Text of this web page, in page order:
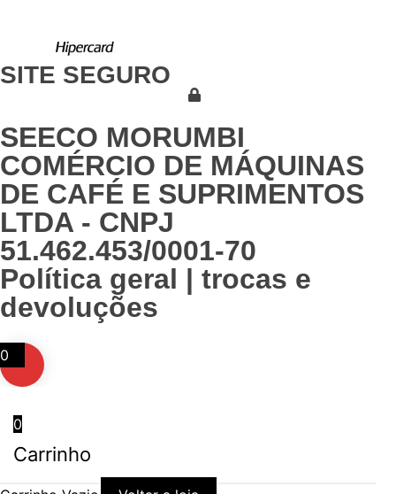
SITE SEGURO
SEECO MORUMBI
COMÉRCIO DE MÁQUINAS
DE CAFÉ E SUPRIMENTOS
LTDA - CNPJ
51.462.453/0001-70
Política geral | trocas e
devoluções
0
0
Carrinho